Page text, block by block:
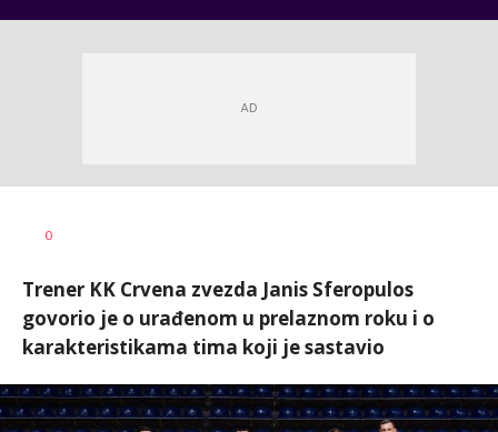
AUTOR
0
Trener KK Crvena zvezda Janis Sferopulos
govorio je o urađenom u prelaznom roku i o
karakteristikama tima koji je sastavio